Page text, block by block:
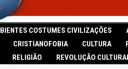
COSTUMES CIVILIZAÇÕES
CRISTIANOFOBIA CULTURA
RELIGIÃO REVOLUÇÃO